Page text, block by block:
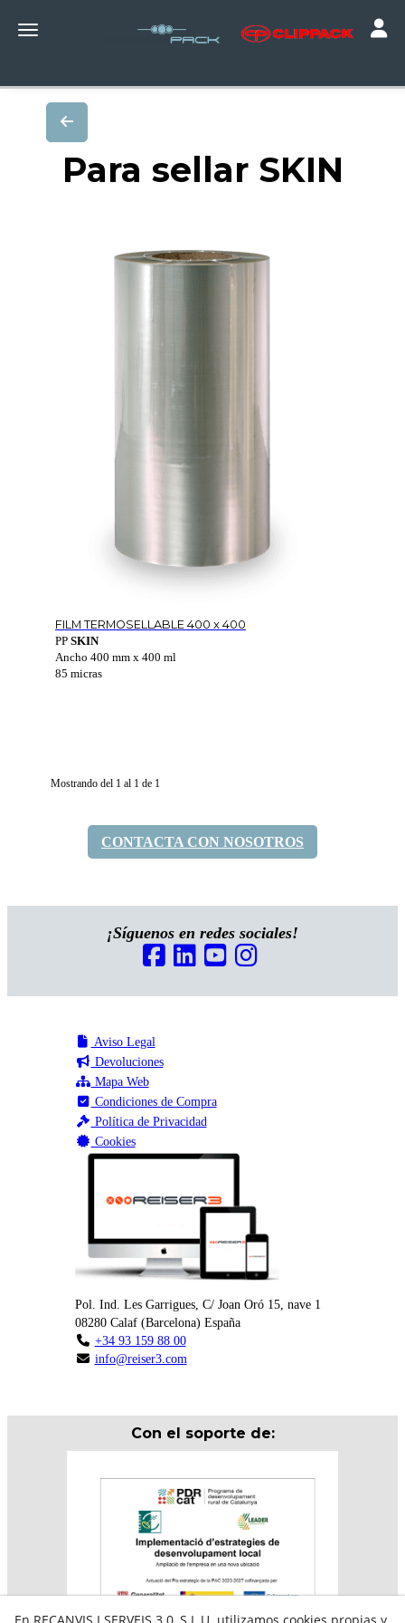
Toggle navigation
Para sellar SKIN
FILM TERMOSELLABLE 400 x 400
PP SKIN
Ancho 400 mm x 400 ml
85 micras
Mostrando del 1 al 1 de 1
CONTACTA CON NOSOTROS
¡Síguenos en redes sociales!
Aviso Legal
Devoluciones
Mapa Web
Condiciones de Compra
Política de Privacidad
Cookies
Pol. Ind. Les Garrigues, C/ Joan Oró 15, nave 1
08280 Calaf (Barcelona) España
+34 93 159 88 00
info@reiser3.com
Con el soporte de: